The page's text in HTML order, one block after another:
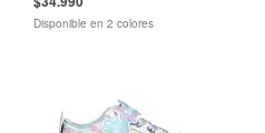
Disponible en 2 colores